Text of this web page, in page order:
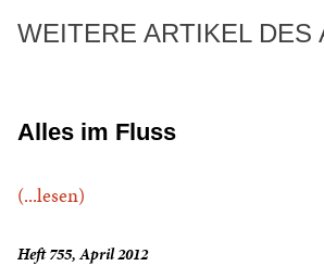
WEITERE ARTIKEL DES
Alles im Fluss
(...lesen)
Heft 755, April 2012